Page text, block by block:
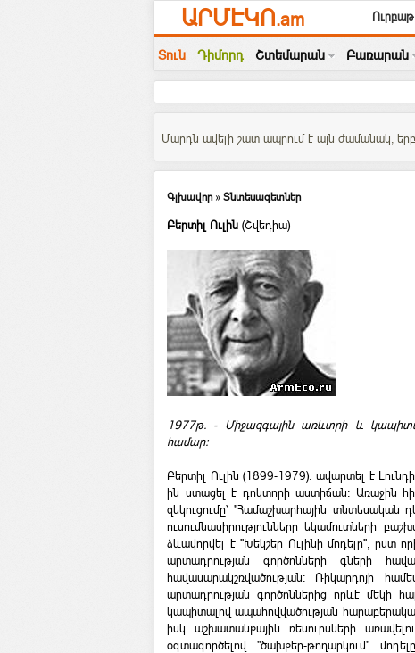
ԱՐՄԷԿՈ.am
Տուն Դիմորդ Շտեմարան Բառարան
Մարդն ավելի շատ ապրում է այն ժամանակ,
Գլխավոր» Տնտեսագետներ
Բերտիլ Ուլին (Շվեդիա)
1977թ. - Միջազգային առևտրի և
համար:
Բերտիլ Ուլին (1899-1979). ավարտել է
ին ստացել է դոկտորի աստիճան: Առաջին
զեկուցումը՝ "Համաշխարհային տնտեսական
ուսումնասիրությունները եկամուտների
ձևավորվել է "Խեկշեր Ուլինի մոդելը", ըստ
արտադրության գործոնների գների
հավասարակշռվածության: Ռիկարդոյի
արտադրության գործոններից որևէ մեկի
կապիտալով ապահովվածության
իսկ աշխատանքային ռեսուրսների
օգտագործելով "ծախքեր-թողարկում"